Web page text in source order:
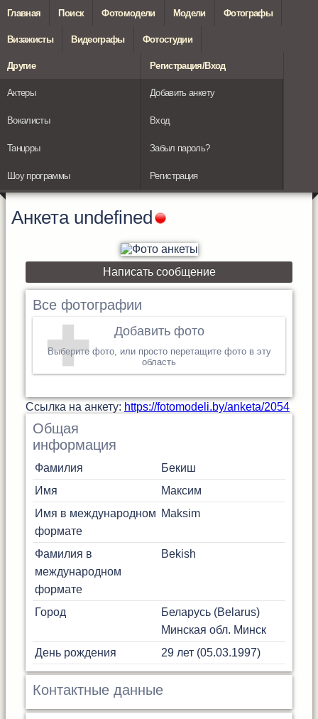
Главная Поиск Фотомодели Модели Фотографы
Визажисты Видеографы Фотостудии
Другие
Актеры
Вокалисты
Танцоры
Шоу программы
Регистрация/Вход
Добавить анкету
Вход
Забыл пароль?
Регистрация
Анкета undefined
Написать сообщение
Все фотографии
Добавить фото
Выберите фото, или просто перетащите фото в эту
область
Cсылка на анкету: https://fotomodeli.by/anketa/2054
Общая
информация
Фамилия
Бекиш
Имя
Максим
Имя в международном
формате
Maksim
Фамилия в
международном
формате
Bekish
Город
Беларусь (Belarus)
Минская обл. Минск
День рождения
29 лет (05.03.1997)
Контактные данные